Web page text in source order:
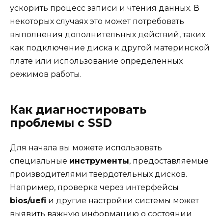
ускорить процесс записи и чтения данных. В
некоторых случаях это может потребовать
выполнения дополнительных действий, таких
как подключение диска к другой материнской
плате или использование определенных
режимов работы.
Как диагностировать
проблемы с SSD
Для начала вы можете использовать
специальные инструменты, предоставляемые
производителями твердотельных дисков.
Например, проверка через интерфейсы
bios/uefi и другие настройки системы может
выявить важную информацию о состоянии